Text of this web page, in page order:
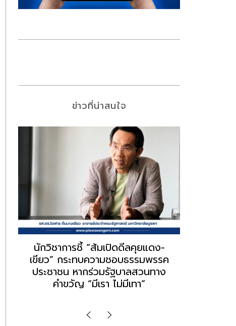
ข่าวที่น่าสนใจ
“ธนพร” ชี้หากพรรคประชาชนจับมือ
“แดง-เขียว” เท่ากับทำลายตัวเอง
ผิดคำพูด ทลายศรัทธาฐานเสียง
มองข่าวตั้งรัฐบาลใหม่เป็นเพียง